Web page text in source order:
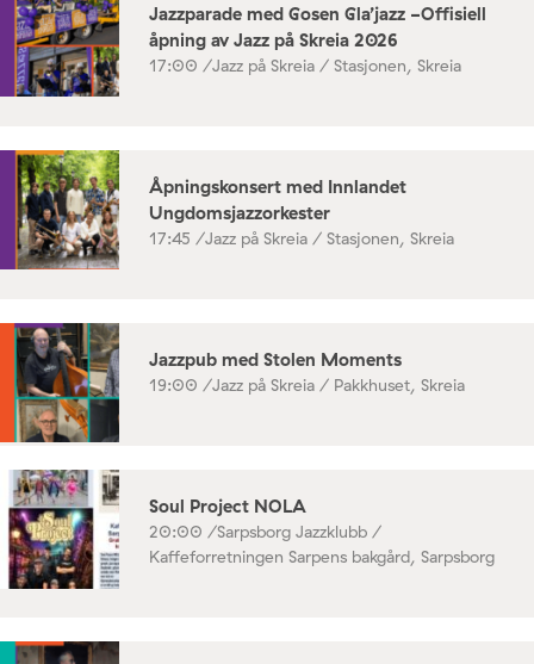
Jazzparade med Gosen Gla’jazz -Offisiell
åpning av Jazz på Skreia 2026
17:00 /Jazz på Skreia / Stasjonen, Skreia
Åpningskonsert med Innlandet
Ungdomsjazzorkester
17:45 /Jazz på Skreia / Stasjonen, Skreia
Jazzpub med Stolen Moments
19:00 /Jazz på Skreia / Pakkhuset, Skreia
Soul Project NOLA
20:00 /Sarpsborg Jazzklubb /
Kaffeforretningen Sarpens bakgård, Sarpsborg